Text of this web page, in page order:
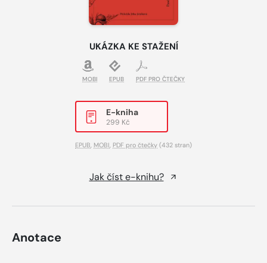
UKÁZKA KE STAŽENÍ
MOBI EPUB PDF PRO ČTEČKY
E-kniha
299 Kč
EPUB, MOBI, PDF pro čtečky (432 stran)
Jak číst e-knihu?
Anotace